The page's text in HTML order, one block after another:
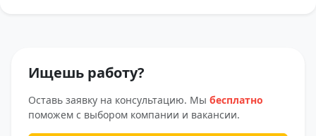
Ищешь работу?
Оставь заявку на консультацию. Мы бесплатно
поможем с выбором компании и вакансии.